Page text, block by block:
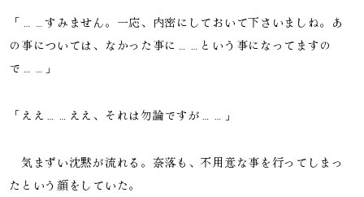
「……すみません。一応、内密にしておいて下さいましね。あ
の事については、なかった事に……という事になってますの
で……」
「ええ……ええ、それは勿論ですが……」
気まずい沈黙が流れる。奈落も、不用意な事を行ってしまっ
たという顔をしていた。